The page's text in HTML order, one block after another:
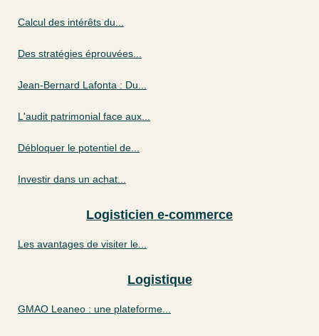
Calcul des intérêts du...
Des stratégies éprouvées...
Jean-Bernard Lafonta : Du...
L'audit patrimonial face aux...
Débloquer le potentiel de...
Investir dans un achat...
Logisticien e-commerce
Les avantages de visiter le...
Logistique
GMAO Leaneo : une plateforme...